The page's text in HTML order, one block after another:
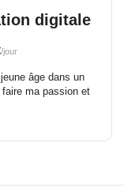
digitale
/jour
âge dans un
ma passion et